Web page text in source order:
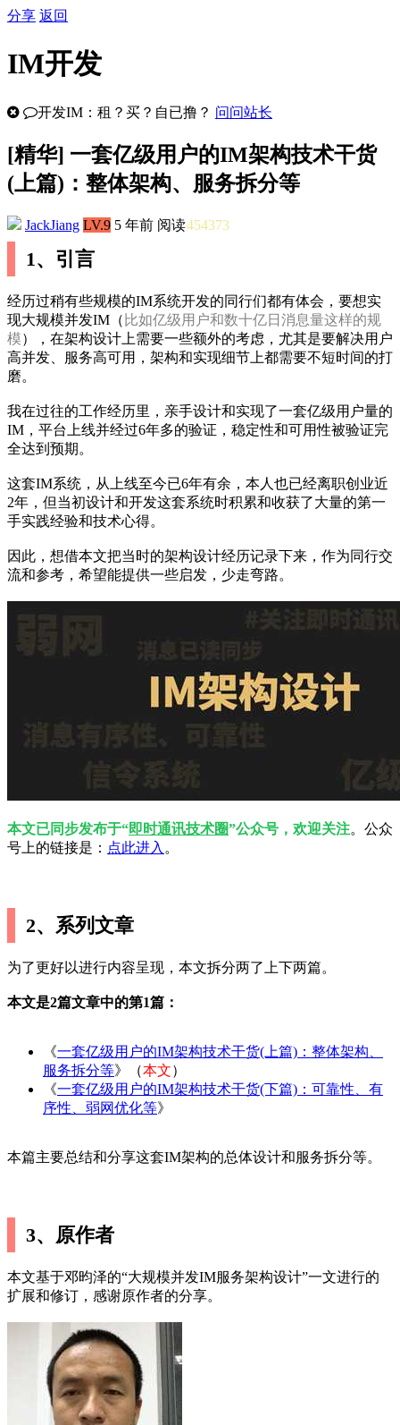
分享 返回
IM开发
开发IM：租？买？自已撸？ 问问站长
[精华] 一套亿级用户的IM架构技术干货
(上篇)：整体架构、服务拆分等
JackJiang LV.9 5 年前 阅读454373
1、引言
经历过稍有些规模的IM系统开发的同行们都有体会，要想实
现大规模并发IM（ 比如亿级用户和数十亿日消息量这样的规
模），在架构设计上需要一些额外的考虑，尤其是要解决用户
高并发、服务高可用，架构和实现细节上都需要不短时间的打
磨。
我在过往的工作经历里，亲手设计和实现了一套亿级用户量的
IM，平台上线并经过6年多的验证，稳定性和可用性被验证完
全达到预期。
这套IM系统，从上线至今已6年有余，本人也已经离职创业近
2年，但当初设计和开发这套系统时积累和收获了大量的第一
手实践经验和技术心得。
因此，想借本文把当时的架构设计经历记录下来，作为同行交
流和参考，希望能提供一些启发，少走弯路。
本文已同步发布于“即时通讯技术圈”公众号，欢迎关注。公众
号上的链接是： 点此进入 。
2、系列文章
为了更好以进行内容呈现，本文拆分两了上下两篇。
本文是2篇文章中的第1篇：
《一套亿级用户的IM架构技术干货(上篇)：整体架构、
服务拆分等》（本文）
《一套亿级用户的IM架构技术干货(下篇)：可靠性、有
序性、弱网优化等》
本篇主要总结和分享这套IM架构的总体设计和服务拆分等。
3、原作者
本文基于邓昀泽的“大规模并发IM服务架构设计”一文进行的
扩展和修订，感谢原作者的分享。